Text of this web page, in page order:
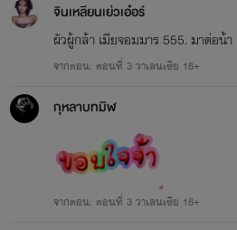
จินเหลียนเย่วเอ๋อร์
ผัวผู้กล้า เมียจอมมาร 555. มาต่อน้า
จากตอน: ตอนที่ 3 วาเลนเซีย 18+
กุหลาบทมิฬ
จากตอน: ตอนที่ 3 วาเลนเซีย 18+